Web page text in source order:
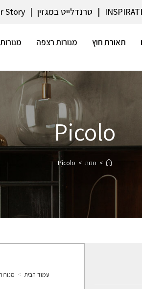
טרנדלייט במגזין Story
תאורת חוץ מנורות רצפה
Picolo
> חנות >
Picolo
עמוד הבית >